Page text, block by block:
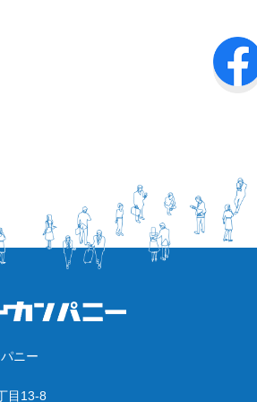
ニー
目13-8